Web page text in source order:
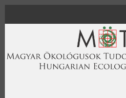
Ugrás a tartalomra